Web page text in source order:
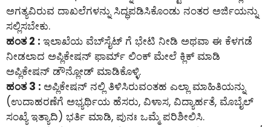
ಅಗತ್ಯವಿರುವ ದಾಖಲೆಗಳನ್ನು ಸಿದ್ಧಪಡಿಸಿಕೊಂಡು ನಂತರ ಅರ್ಜಿಯನ್ನು
ಸಲ್ಲಿಸಬೇಕು.
ಹಂತ 2 : ಇಲಾಖೆಯ ವೆಬ್‌ಸೈಟ್ ಗೆ ಭೇಟಿ ನೀಡಿ ಅಥವಾ ಈ ಕೆಳಗಡೆ
ನೀಡಲಾದ ಅಪ್ಲಿಕೇಷನ್ ಫಾರ್ಮ್ ಲಿಂಕ್ ಮೇಲೆ ಕ್ಲಿಕ್ ಮಾಡಿ
ಅಪ್ಲಿಕೇಷನ್ ಡೌನ್ಲೋಡ್ ಮಾಡಿಕೊಳ್ಳಿ.
ಹಂತ 3 : ಅಪ್ಲಿಕೇಷನ್ ನಲ್ಲಿ ತಿಳಿಸಿರುವಂತಹ ಎಲ್ಲಾ ಮಾಹಿತಿಯನ್ನು
(ಉದಾಹರಣೆಗೆ ಅಭ್ಯರ್ಥಿಯ ಹೆಸರು, ವಿಳಾಸ, ವಿದ್ಯಾರ್ಹತೆ, ಮೊಬೈಲ್
ಸಂಖ್ಯೆ ಇತ್ಯಾದಿ) ಭರ್ತಿ ಮಾಡಿ, ಪುನಃ ಒಮ್ಮೆ ಪರಿಶೀಲಿಸಿ.